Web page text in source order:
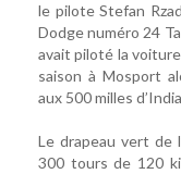
le pilote Stefan
Dodge numéro 24
avait piloté la
saison à Mosport
aux 500 milles
Le drapeau vert de
300 tours de 120